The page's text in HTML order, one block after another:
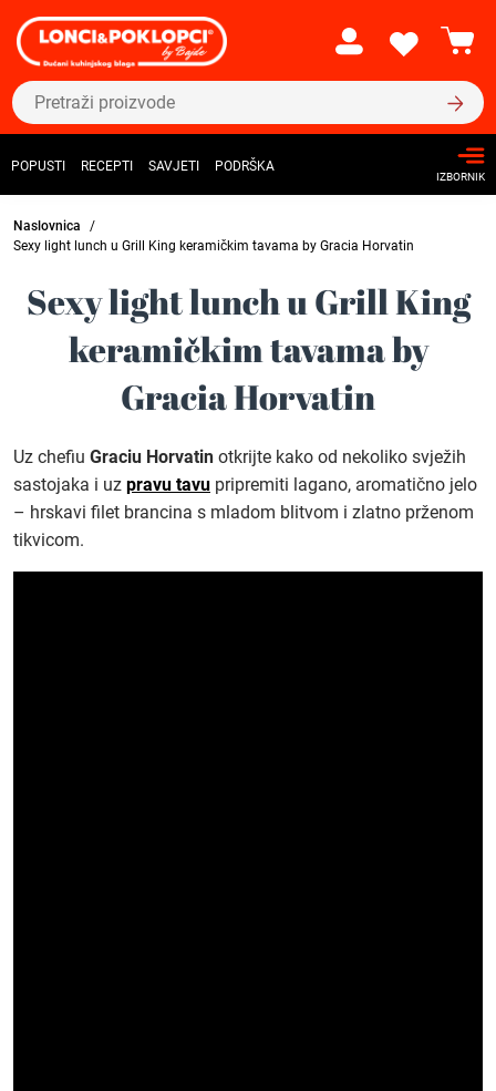
POPUSTI RECEPTI SAVJETI PODRŠKA
IZBORNIK
Naslovnica
Sexy light lunch u Grill King keramičkim tavama by Gracia Horvatin
Sexy light lunch u Grill King
keramičkim tavama by
Gracia Horvatin
Uz chefiu Graciu Horvatin otkrijte kako od nekoliko svježih
sastojaka i uz pravu tavu pripremiti lagano, aromatično jelo
– hrskavi filet brancina s mladom blitvom i zlatno prženom
tikvicom.